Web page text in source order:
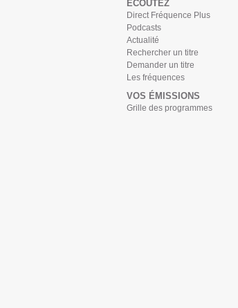
ÉCOUTEZ
Direct Fréquence Plus
Podcasts
Actualité
Rechercher un titre
Demander un titre
Les fréquences
VOS ÉMISSIONS
Grille des programmes